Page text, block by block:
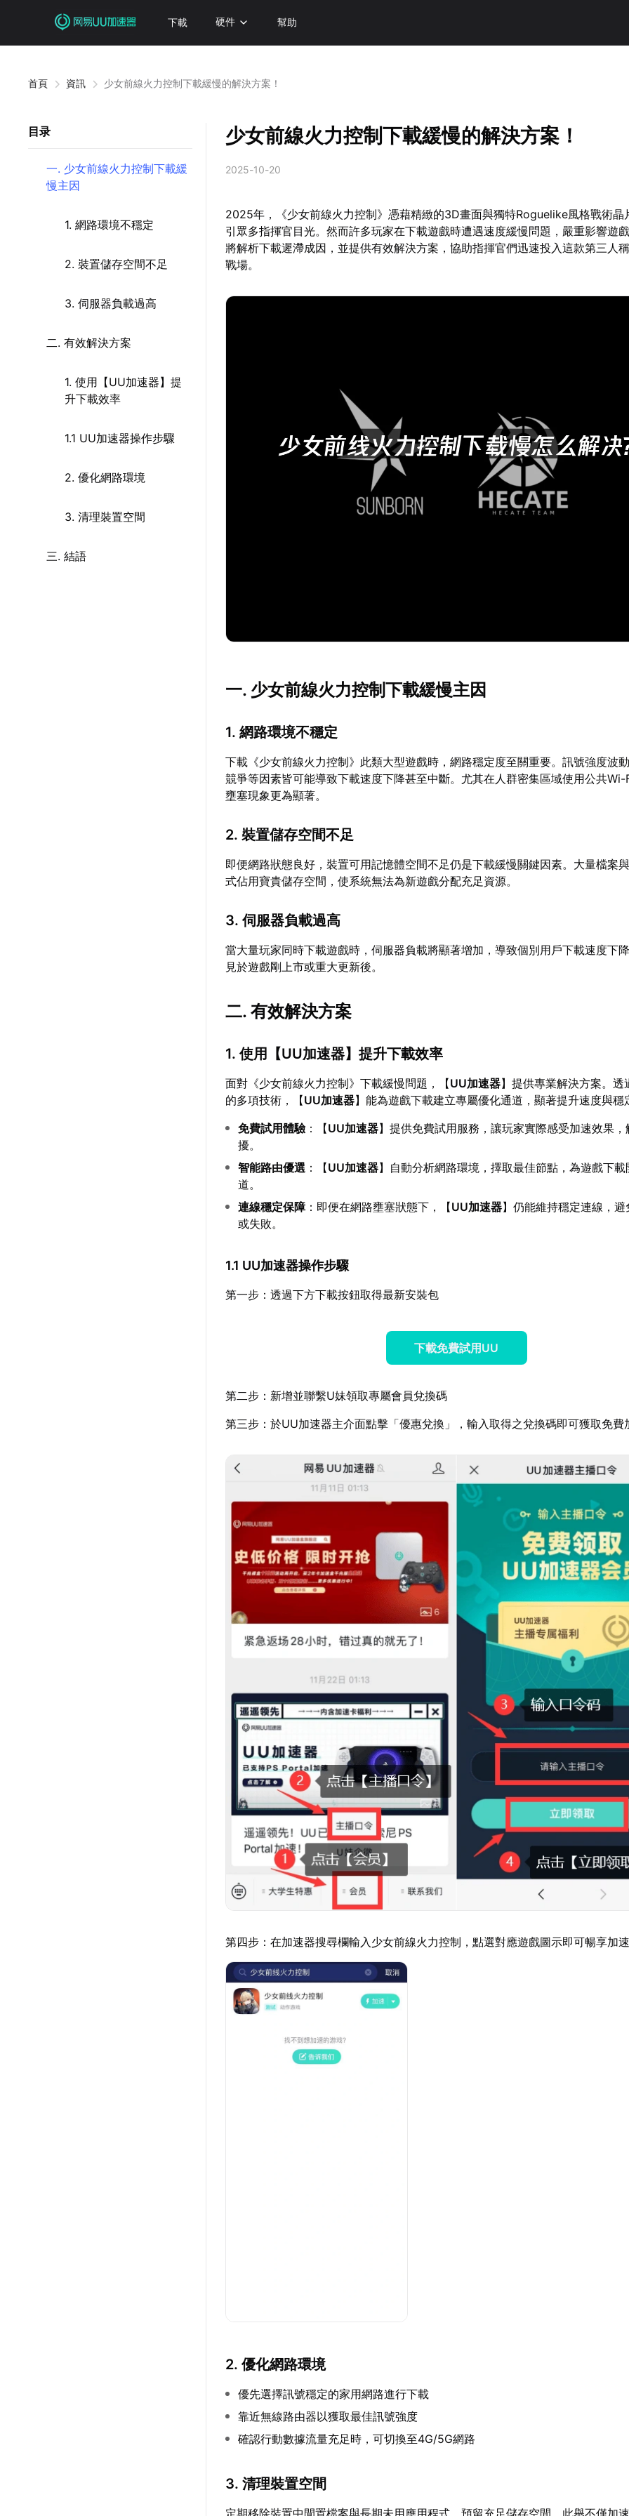
下載 硬件 幫助
首頁 資訊 少女前線火力控制下載緩慢的解決方案！
目录
一. 少女前線火力控制下載緩
慢主因
1. 網路環境不穩定
2. 裝置儲存空間不足
3. 伺服器負載過高
二. 有效解決方案
1. 使用【UU加速器】提
升下載效率
1.1 UU加速器操作步驟
2. 優化網路環境
3. 清理裝置空間
三. 結語
少女前線火力控制下載緩慢的解決方案！
2025-10-20
2025年，《少女前線火力控制》憑藉精緻的3D畫面與獨特Roguelike風格戰術晶
引眾多指揮官目光。然而許多玩家在下載遊戲時遭遇速度緩慢問題，嚴重影響遊
將解析下載遲滯成因，並提供有效解決方案，協助指揮官們迅速投入這款第三人
戰場。
一. 少女前線火力控制下載緩慢主因
1. 網路環境不穩定
下載《少女前線火力控制》此類大型遊戲時，網路穩定度至關重要。訊號強度波
競爭等因素皆可能導致下載速度下降甚至中斷。尤其在人群密集區域使用公共Wi-
壅塞現象更為顯著。
2. 裝置儲存空間不足
即便網路狀態良好，裝置可用記憶體空間不足仍是下載緩慢關鍵因素。大量檔案
式佔用寶貴儲存空間，使系統無法為新遊戲分配充足資源。
3. 伺服器負載過高
當大量玩家同時下載遊戲時，伺服器負載將顯著增加，導致個別用戶下載速度下
見於遊戲剛上市或重大更新後。
二. 有效解決方案
1. 使用【UU加速器】提升下載效率
面對《少女前線火力控制》下載緩慢問題，【UU加速器】提供專業解決方案。透
的多項技術，【UU加速器】能為遊戲下載建立專屬優化通道，顯著提升速度與穩
免費試用體驗：【UU加速器】提供免費試用服務，讓玩家實際感受加速效果
擾。
智能路由優選 ：【UU加速器】自動分析網路環境，擇取最佳節點，為遊戲下
道。
連線穩定保障：即便在網路壅塞狀態下，【UU加速器】仍能維持穩定連線，
或失敗。
1.1 UU加速器操作步驟
第一步：透過下方下載按鈕取得最新安裝包
下載免費試用UU
第二步：新增並聯繫U妹領取專屬會員兌換碼
第三步：於UU加速器主介面點擊「優惠兌換」，輸入取得之兌換碼即可獲取免費
第四步：在加速器搜尋欄輸入少女前線火力控制，點選對應遊戲圖示即可暢享加
2. 優化網路環境
優先選擇訊號穩定的家用網路進行下載
靠近無線路由器以獲取最佳訊號強度
確認行動數據流量充足時，可切換至4G/5G網路
3. 清理裝置空間